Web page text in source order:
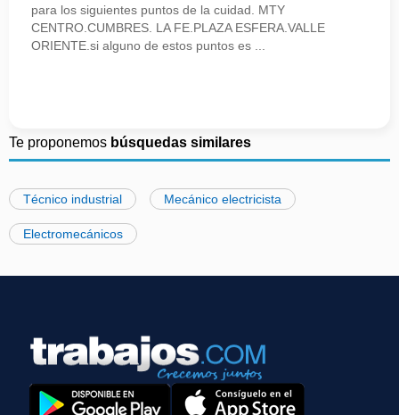
para los siguientes puntos de la cuidad. MTY
CENTRO.CUMBRES. LA FE.PLAZA ESFERA.VALLE
ORIENTE.si alguno de estos puntos es ...
Te proponemos búsquedas similares
Técnico industrial Mecánico electricista
Electromecánicos